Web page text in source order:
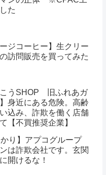
た
ージコーヒー】生クリー
訪問販売を買ってみた
こうSHOP 旧ふれあガ
身近にある危険。高齢
込み、詐欺を働く店舗
【不買推奨企業】
かり】アプコグループ
は詐欺会社です。玄関
開けるな！